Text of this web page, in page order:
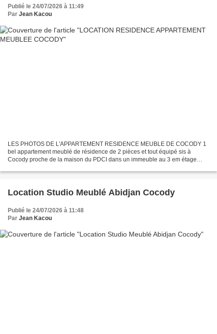
Publié le 24/07/2026 à 11:49
Par Jean Kacou
LES PHOTOS DE L'APPARTEMENT RESIDENCE MEUBLE DE COCODY 1
bel appartement meublé de résidence de 2 pièces et tout équipé sis à
Cocody proche de la maison du PDCI dans un immeuble au 3 em étage
Location Studio Meublé Abidjan Cocody
Publié le 24/07/2026 à 11:48
Par Jean Kacou